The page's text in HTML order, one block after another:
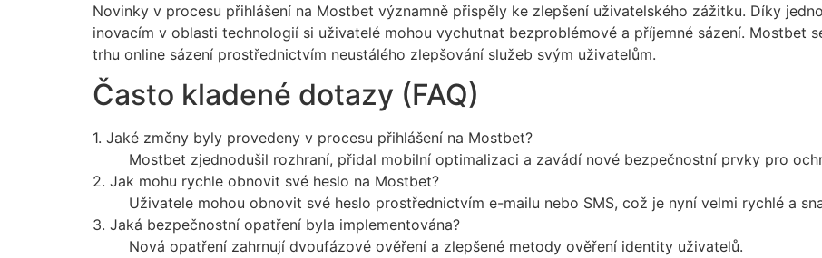
Novinky v procesu přihlášení na Mostbet významně přispěly ke zlepšení uživatelského zážitku. Díky
inovacím v oblasti technologií si uživatelé mohou vychutnat bezproblémové a příjemné sázení. Mostbet
trhu online sázení prostřednictvím neustálého zlepšování služeb svým uživatelům.
Často kladené dotazy (FAQ)
1. Jaké změny byly provedeny v procesu přihlášení na Mostbet?
Mostbet zjednodušil rozhraní, přidal mobilní optimalizaci a zavádí nové bezpečnostní prvky pro
2. Jak mohu rychle obnovit své heslo na Mostbet?
Uživatele mohou obnovit své heslo prostřednictvím e-mailu nebo SMS, což je nyní velmi rychlé a
3. Jaká bezpečnostní opatření byla implementována?
Nová opatření zahrnují dvoufázové ověření a zlepšené metody ověření identity uživatelů.